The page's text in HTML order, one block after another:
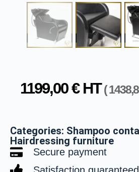
1199,00€HT (
Categories: Shampoo
Hairdressing furniture
Secure payment